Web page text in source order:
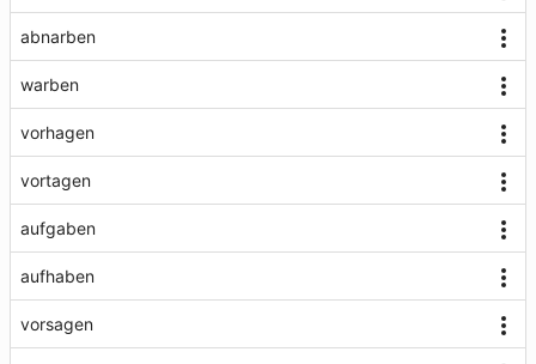
abnarben
warben
vorhagen
vortagen
aufgaben
aufhaben
vorsagen